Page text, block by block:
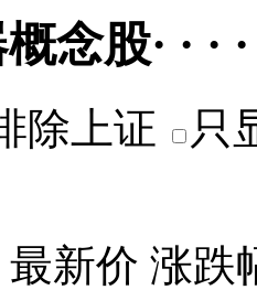
念股· · · ·
除上证
只
最新价 涨跌